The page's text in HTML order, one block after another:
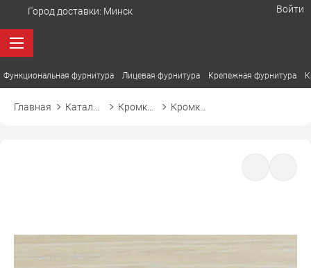
Город доставки: Минск Войти
Функциональная фурнитура Лицевая фурнитура Крепежная фурнитура
Главная